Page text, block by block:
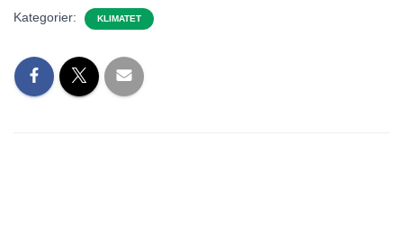
Kategorier: KLIMATET